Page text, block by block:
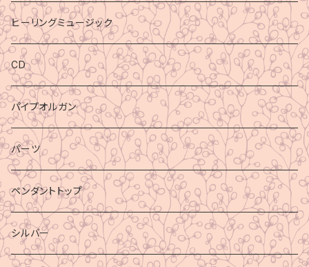
ヒーリングミュージック
CD
パイプオルガン
パーツ
ペンダントトップ
シルバー